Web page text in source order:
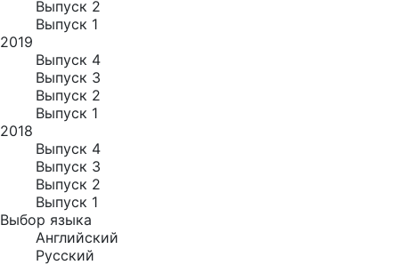
Выпуск 2
Выпуск 1
2019
Выпуск 4
Выпуск 3
Выпуск 2
Выпуск 1
2018
Выпуск 4
Выпуск 3
Выпуск 2
Выпуск 1
Выбор языка
Английский
Русский